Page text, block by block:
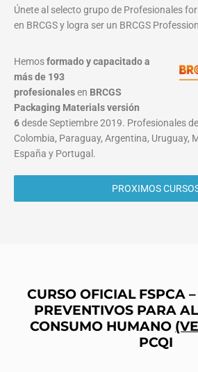
Únete al selecto grupo de Profesionales
en BRCGS y logra ser un BRCGS
Hemosformado y capacitado a
más de 193
profesionalesen BRCGS
Packaging Materialsversión
6desde Septiembre 2019. Profesionales
Colombia, Paraguay, Argentina, Uruguay,
España y Portugal.
PROXIMOS
CURSO OFICIAL FSPCA
PREVENTIVOS PARA
CONSUMO HUMANO
PCQI